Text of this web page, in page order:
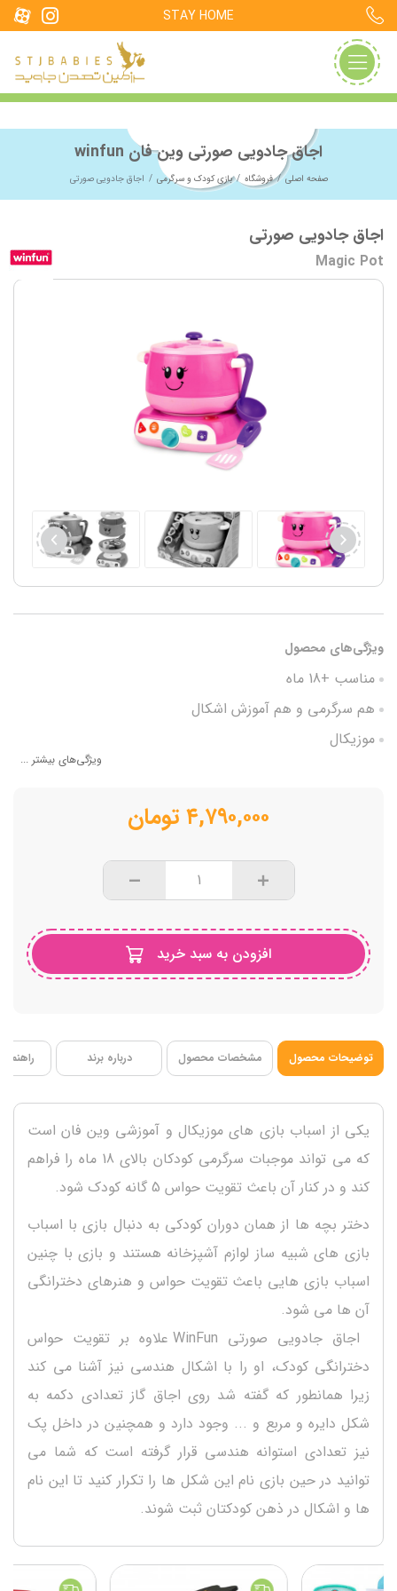
STAY HOME
اجاق جادویی صورتی وین فان winfun
صفحه اصلی فروشگاه بازی کودک و سرگرمی اجاق جادویی صورتی
اجاق جادویی صورتی
Magic Pot
ویژگی‌های محصول
مناسب +18 ماه
هم سرگرمی و هم آموزش اشکال
موزیکال
ویژگی‌های بیشتر ...
۴,۷۹۰,۰۰۰ تومان
افزودن به سبد خرید
توضیحات محصول مشخصات محصول درباره برند
یکی از اسباب بازی های موزیکال و آموزشی وین فان است
که می تواند موجبات سرگرمی کودکان بالای 18 ماه را فراهم
کند و در کنار آن باعث تقویت حواس 5 گانه کودک شود.
دختر بچه ها از همان دوران کودکی به دنبال بازی با اسباب
بازی های شبیه ساز لوازم آشپزخانه هستند و بازی با چنین
اسباب بازی هایی باعث تقویت حواس و هنرهای دخترانگی
آن ها می شود.
اجاق جادویی صورتی WinFun علاوه بر تقویت حواس
دخترانگی کودک، او را با اشکال هندسی نیز آشنا می کند
زیرا همانطور که گفته شد روی اجاق گاز تعدادی دکمه به
شکل دایره و مربع و ... وجود دارد و همچنین در داخل پک
نیز تعدادی استوانه هندسی قرار گرفته است که شما می
توانید در حین بازی نام این شکل ها را تکرار کنید تا این نام
ها و اشکال در ذهن کودکتان ثبت شوند.